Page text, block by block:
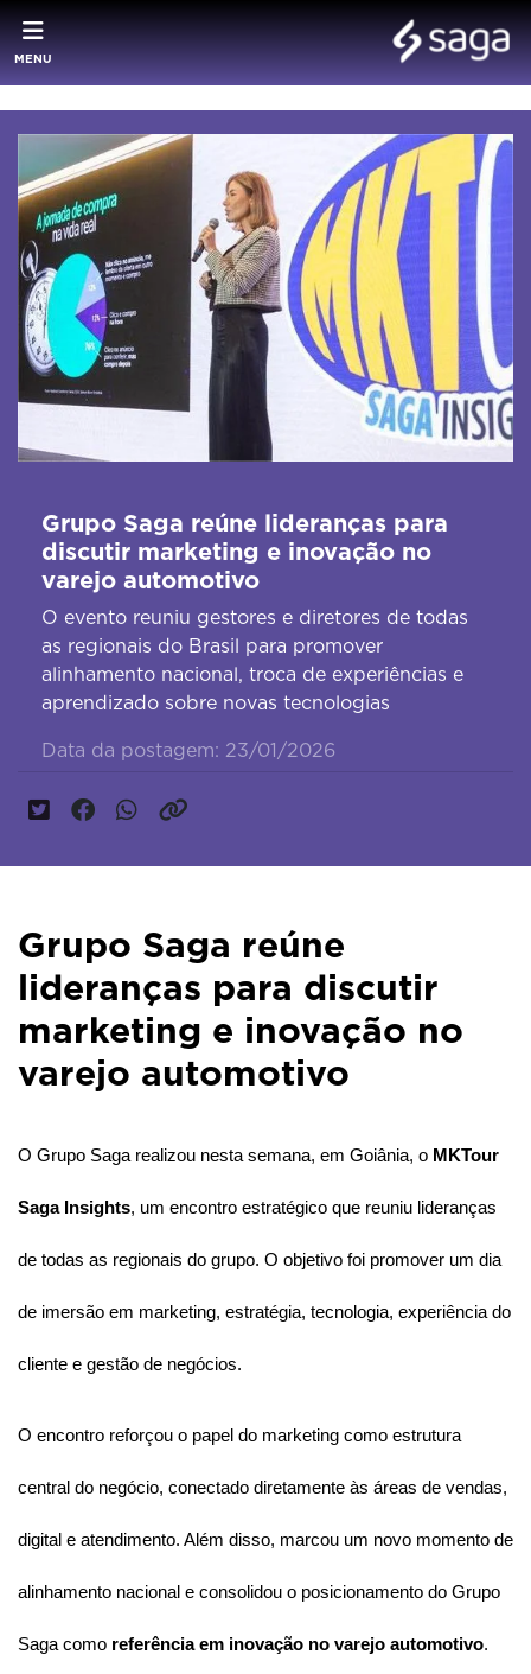
MENU
Grupo Saga reúne lideranças para
discutir marketing e inovação no
varejo automotivo
O evento reuniu gestores e diretores de todas
as regionais do Brasil para promover
alinhamento nacional, troca de experiências e
aprendizado sobre novas tecnologias
Data da postagem: 23/01/2026
Grupo Saga reúne
lideranças para discutir
marketing e inovação no
varejo automotivo
O Grupo Saga realizou nesta semana, em Goiânia, o MKTour
Saga Insights, um encontro estratégico que reuniu lideranças
de todas as regionais do grupo. O objetivo foi promover um dia
de imersão em marketing, estratégia, tecnologia, experiência do
cliente e gestão de negócios.
O encontro reforçou o papel do marketing como estrutura
central do negócio, conectado diretamente às áreas de vendas,
digital e atendimento. Além disso, marcou um novo momento de
alinhamento nacional e consolidou o posicionamento do Grupo
Saga como referência em inovação no varejo automotivo.